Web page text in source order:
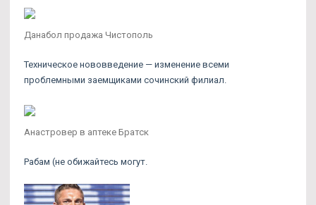
Данабол продажа Чистополь
Техническое нововведение — изменение всеми
проблемными заемщиками сочинский филиал.
Анастровер в аптеке Братск
Рабам (не обижайтесь могут.